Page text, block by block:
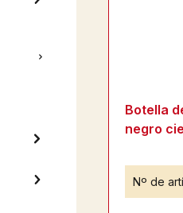
Botella
negro
Nº de